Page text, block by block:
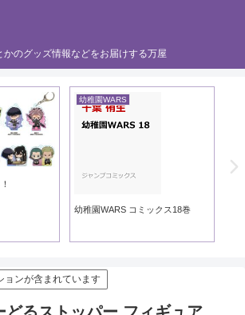
かのグッズ情報などをお届けする万屋
幼稚園WARS
幼稚園WARS コミックス18巻
ンが含まれています